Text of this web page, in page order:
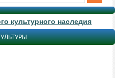
культурного наследия